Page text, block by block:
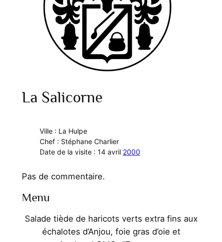
La Salicorne
Ville : La Hulpe
Chef : Stéphane Charlier
Date de la visite : 14 avril 2000
Pas de commentaire.
Menu
Salade tiède de haricots verts extra fins aux
échalotes d’Anjou, foie gras d’oie et